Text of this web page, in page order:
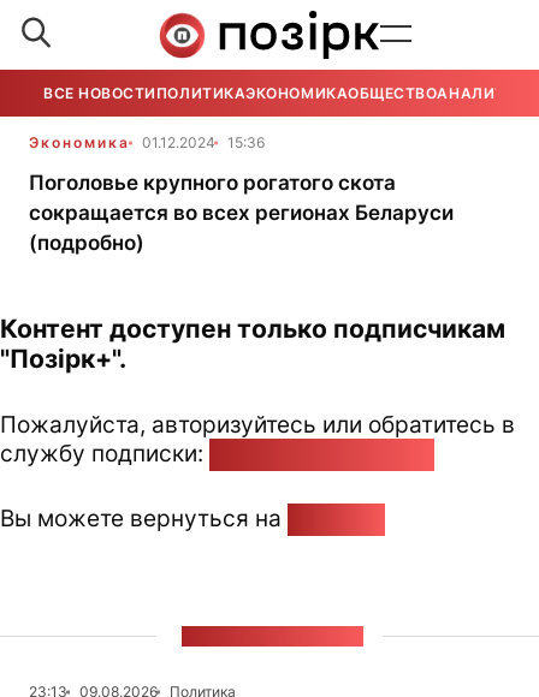
ВСЕ НОВОСТИ ПОЛИТИКАЭКОНОМИКАОБЩЕСТВОАНАЛИТИКА
Экономика 01.12.2024 15:36
Поголовье крупного рогатого скота
сокращается во всех регионах Беларуси
(подробно)
Контент доступен только подписчикам
"Позірк+".
Пожалуйста, авторизуйтесь или обратитесь в
службу подписки:
Вы можете вернуться на
23:13 09.08.2026
Политика